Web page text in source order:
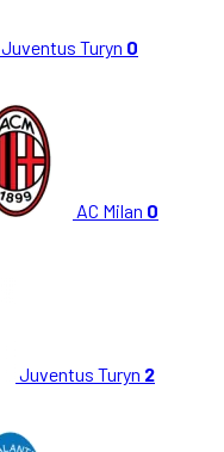
Juventus Turyn 0
AC Milan 0
Juventus Turyn 2